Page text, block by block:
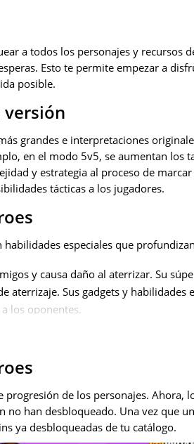
a todos los personajes y recursos
Esto te permite empezar a
posible.
versión
grandes e interpretaciones
en el modo 5v5, se aumentan los
y estrategia al proceso de
tácticas a los jugadores.
especiales que
y causa daño al aterrizar. Su
aterrizaje. Sus gadgets y habilidades
los oponentes.
para curar aliados o infligir daño
de súper habilidades, mientras
Cube recolectado.
y desplazamientos rápidos entre
de los personajes. Ahora,
no han desbloqueado. Una vez que
ya desbloqueadas de tu catálogo.